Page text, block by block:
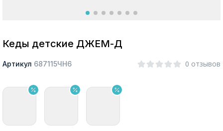
Кеды детские ДЖЕМ-Д
Артикул 687115ЧН6 0 отзывов